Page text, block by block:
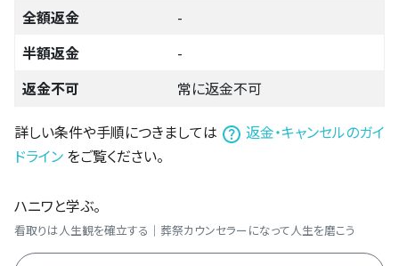
全額返金
-
半額返金
-
返金不可
常に返金不可
詳しい条件や手順につきましては
返金・キャンセルのガイ
ドライン をご覧ください。
ハニワと学ぶ。
看取りは人生観を確立する｜葬祭カウンセラーになって人生を磨こう